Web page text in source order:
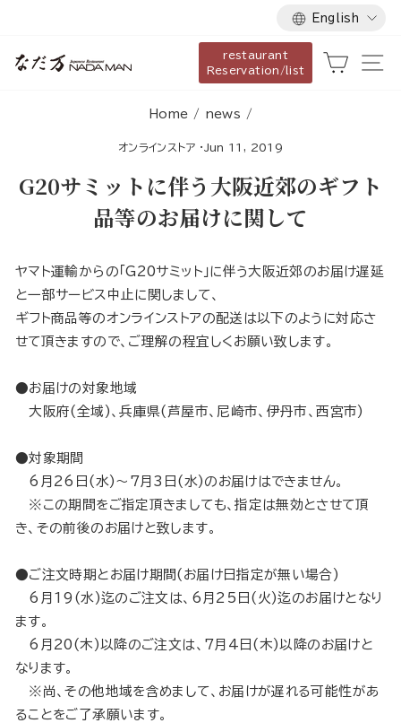
content
Language
English
restaurant
Reservation/list
Cart
Home / news /
オンラインストア · Jun 11, 2019
G20サミットに伴う大阪近郊のギフト
品等のお届けに関して
ヤマト運輸からの「G20サミット」に伴う大阪近郊のお届け遅延
と一部サービス中止に関しまして、
ギフト商品等のオンラインストアの配送は以下のように対応さ
せて頂きますので、ご理解の程宜しくお願い致します。
●お届けの対象地域
大阪府(全域)、兵庫県(芦屋市、尼崎市、伊丹市、西宮市)
●対象期間
6月26日(水)～7月3日(水)のお届けはできません。
※この期間をご指定頂きましても、指定は無効とさせて頂
き、その前後のお届けと致します。
●ご注文時期とお届け期間(お届け日指定が無い場合)
6月19(水)迄のご注文は、6月25日(火)迄のお届けとなり
ます。
6月20(木)以降のご注文は、7月4日(木)以降のお届けと
なります。
※尚、その他地域を含めまして、お届けが遅れる可能性があ
ることをご了承願います。